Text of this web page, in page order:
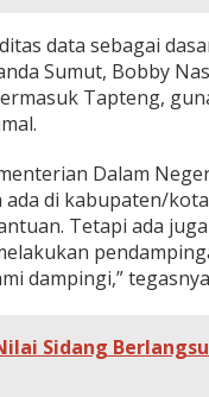
data sebagai
Sumut, Bobby
Tapteng,
Dalam
di kabupaten/
Tetapi ada
dampingi,”
Sidang